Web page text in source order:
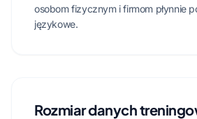
osobom fizycznym i firmom płynnie
językowe.
Rozmiar danych